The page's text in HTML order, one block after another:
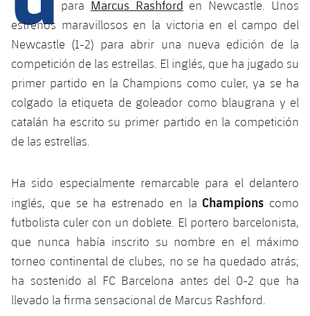
plusicon
más
Instalaciones
Spotify Camp Nou
Estadi Johan Cruyff
Barça Cafe
Ciutat Esportiva
La Masia
plusicon
más
Servicios
plusicon
más
SUB13
SUB12
SUB11 A
SUB11 B
SUB10 B
SUB9 A
SUB9 B
SUB8 A
SUB13 B
SUB12 C
SUB11 C
Entradas
Gameday Shows
Resultados
Clasificación
Jugadores
Fotos
Historia
Palmarés
Base
Barça Atlètic
Junior
Cadete A
Cadete B
Infantil A
Infantil B
Mini
Campus Verano
PLUSICON
Primer Equipo
plusicon
más
Actualidad
Calendario
Entradas
Resultados
Clasificaciones
Jugadores
Barça Atlètic
plusicon
más
Calendario
Resultados
Clasificaciones
Jugadores
Actualidad
Juvenil
Cadete A
Cadete B
PLUSICON
MÁS
Primer equipo
plusicon
más
Actualidad
Calendario
Barça Atlètic
plusicon
más
Actualidad
Base
para Marcus Rashford en Newcastle. Unos
estrenos maravillosos en la victoria en el campo del
Newcastle (1-2) para abrir una nueva edición de la
competición de las estrellas. El inglés, que ha jugado su
primer partido en la Champions como culer, ya se ha
colgado la etiqueta de goleador como blaugrana y el
catalán ha escrito su primer partido en la competición
de las estrellas.
Ha sido especialmente remarcable para el delantero
inglés, que se ha estrenado en la Champions como
futbolista culer con un doblete. El portero barcelonista,
que nunca había inscrito su nombre en el máximo
torneo continental de clubes, no se ha quedado atrás;
ha sostenido al FC Barcelona antes del 0-2 que ha
llevado la firma sensacional de Marcus Rashford.